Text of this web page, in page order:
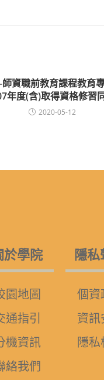
資職前教育課程教育
年度(含)取得資格修習
2020-05-12
於學院
園地圖
通指引
機資訊
絡我們
隱私
個資
資訊
隱